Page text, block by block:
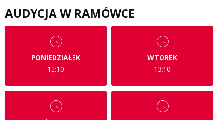
AUDYCJA W RAMÓWCE
PONIEDZIAŁEK
13:10
WTOREK
13:10